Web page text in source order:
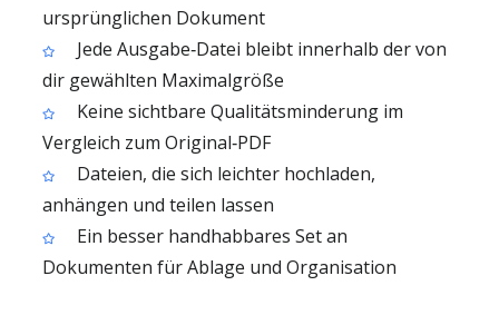
ursprünglichen Dokument
Jede Ausgabe‑Datei bleibt innerhalb der von
dir gewählten Maximalgröße
Keine sichtbare Qualitätsminderung im
Vergleich zum Original‑PDF
Dateien, die sich leichter hochladen,
anhängen und teilen lassen
Ein besser handhabbares Set an
Dokumenten für Ablage und Organisation